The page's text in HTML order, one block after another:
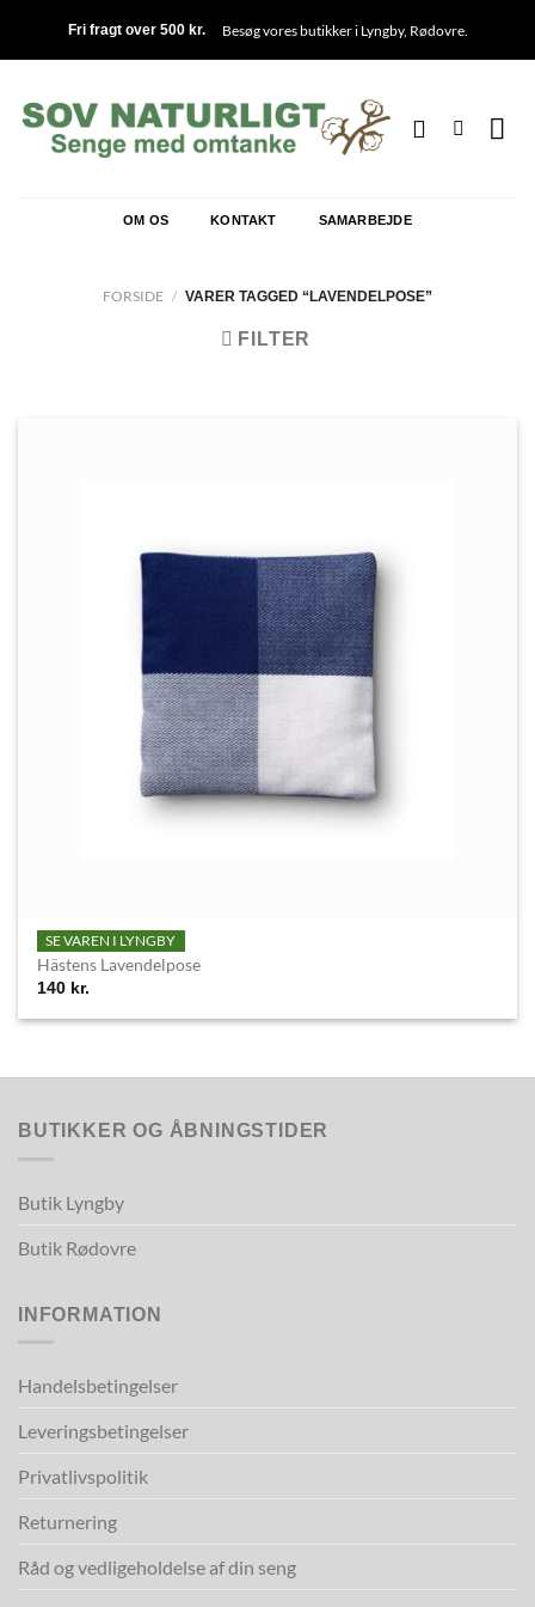
Fri fragt over 500 kr. Besøg vores butikker i Lyngby, Rødovre.
OM OS KONTAKT SAMARBEJDE
FORSIDE / VARER TAGGED “LAVENDELPOSE”
FILTER
SE VAREN I LYNGBY
Hästens Lavendelpose
140 kr.
BUTIKKER OG ÅBNINGSTIDER
Butik Lyngby
Butik Rødovre
INFORMATION
Handelsbetingelser
Leveringsbetingelser
Privatlivspolitik
Returnering
Råd og vedligeholdelse af din seng